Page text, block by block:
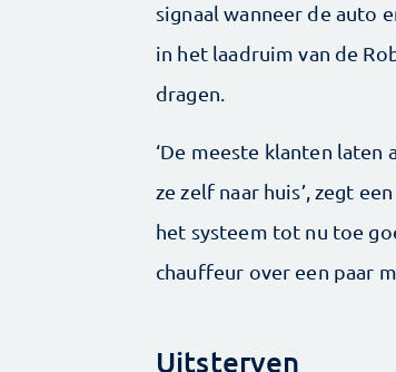
signaal wanneer de auto
in het laadruim van de
dragen.
‘De meeste klanten
ze zelf naar huis’, zegt
het systeem tot nu toe
chauffeur over een paar
Uitsterven